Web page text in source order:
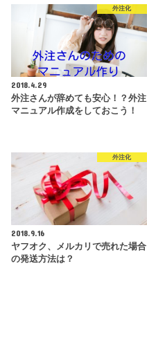
外注化
2018.4.29
外注さんが辞めても安心！？外注
マニュアル作成をしておこう！
外注化
2018.9.16
ヤフオク、メルカリで売れた場合
の発送方法は？